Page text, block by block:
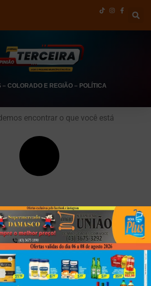
– COLORADO E REGIÃO– POLÍTICA
encontrar o que você está